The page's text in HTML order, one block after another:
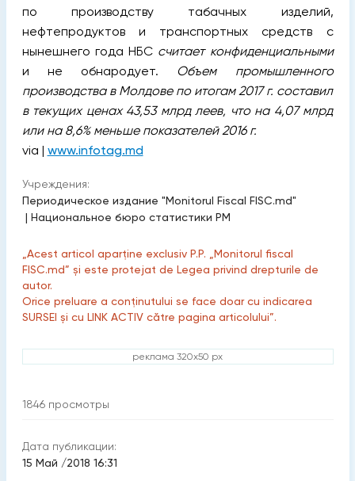
по производству табачных изделий,
нефтепродуктов и транспортных средств с
нынешнего года НБС считает конфиденциальными
и не обнародует. Объем промышленного
производства в Молдове по итогам 2017 г. составил
в текущих ценах 43,53 млрд леев, что на 4,07 млрд
или на 8,6% меньше показателей 2016 г.
via | www.infotag.md
Учреждения:
Периодическое издание "Monitorul Fiscal FISC.md"
| Национальное бюро статистики РМ
„Acest articol aparține exclusiv P.P. „Monitorul fiscal
FISC.md” și este protejat de Legea privind drepturile de
autor.
Orice preluare a conținutului se face doar cu indicarea
SURSEI și cu LINK ACTIV către pagina articolului”.
реклама 320x50 px
1846 просмотры
Дата публикации:
15 Май /2018 16:31